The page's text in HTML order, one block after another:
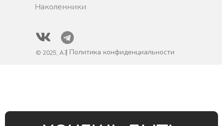
Наколенники
© 2025, A7| Политика конфиденциальности